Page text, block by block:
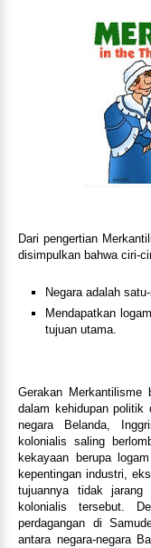
Dari pengertian
disimpulkan bahwa ciri-
Negara adalah
Mendapatkan
tujuan utama.
Gerakan Merkantilisme
dalam kehidupan politik
negara Belanda,
kolonialis saling
kekayaan berupa
kepentingan industri,
tujuannya tidak jarang
kolonialis tersebut.
perdagangan di
antara negara-negara